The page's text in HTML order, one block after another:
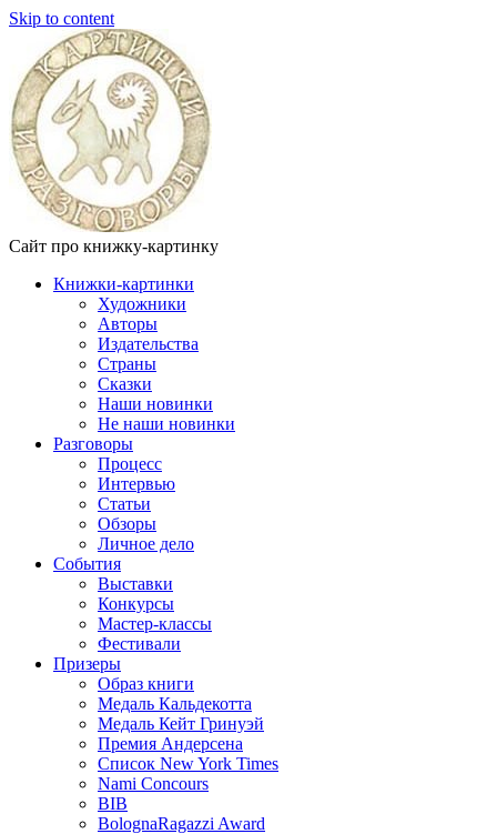
Skip to content
Сайт про книжку-картинку
Книжки-картинки
Художники
Авторы
Издательства
Страны
Сказки
Наши новинки
Не наши новинки
Разговоры
Процесс
Интервью
Статьи
Обзоры
Личное дело
События
Выставки
Конкурсы
Мастер-классы
Фестивали
Призеры
Образ книги
Медаль Кальдекотта
Медаль Кейт Гринуэй
Премия Андерсена
Список New York Times
Nami Concours
BIB
BolognaRagazzi Award